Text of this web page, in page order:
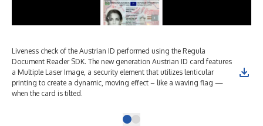
Liveness check of the Austrian ID performed using the Regula
Document Reader SDK. The new generation Austrian ID card features
a Multiple Laser Image, a security element that utilizes lenticular
printing to create a dynamic, moving effect – like a waving flag —
when the card is tilted.